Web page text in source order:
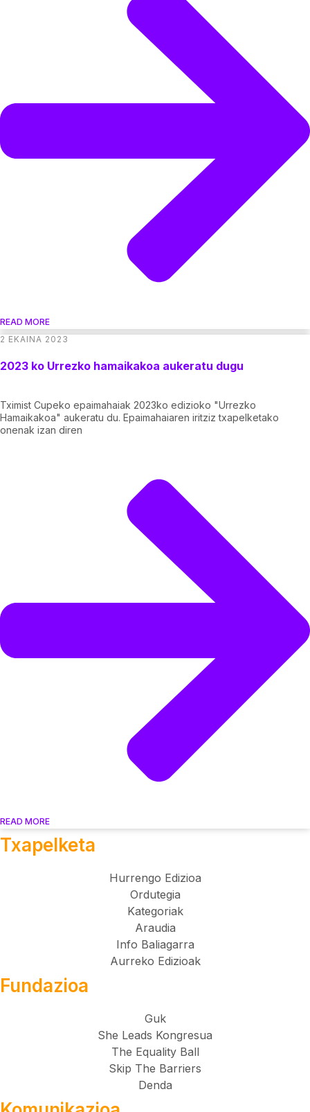
READ MORE
2 EKAINA 2023
2023 ko Urrezko hamaikakoa aukeratu dugu
Tximist Cupeko epaimahaiak 2023ko edizioko "Urrezko
Hamaikakoa" aukeratu du. Epaimahaiaren iritziz txapelketako
onenak izan diren
READ MORE
Txapelketa
Hurrengo Edizioa
Ordutegia
Kategoriak
Araudia
Info Baliagarra
Aurreko Edizioak
Fundazioa
Guk
She Leads Kongresua
The Equality Ball
Skip The Barriers
Denda